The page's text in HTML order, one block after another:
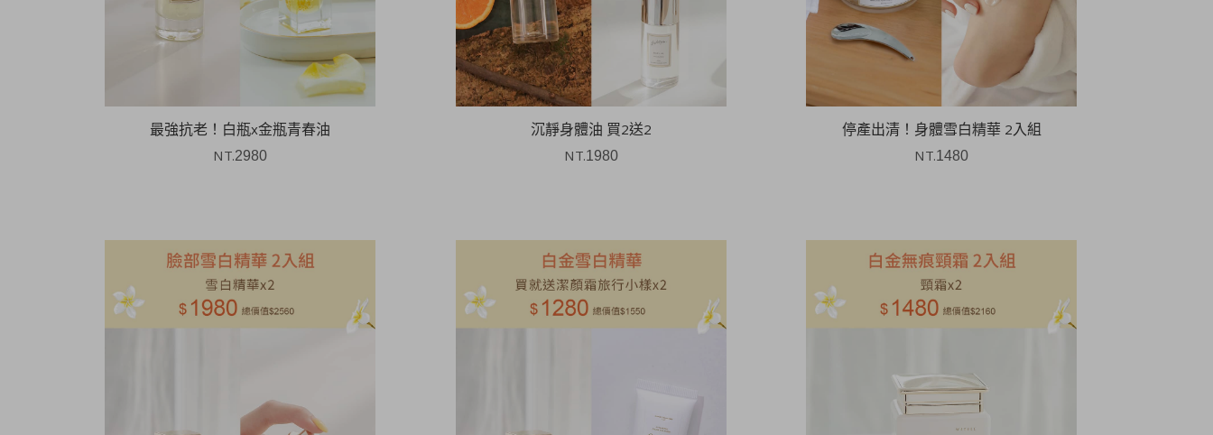
最強抗老！白瓶x金瓶青春油
NT.2980
沉靜身體油 買2送2
NT.1980
停產出清！身體雪白精華 2入組
NT.1480